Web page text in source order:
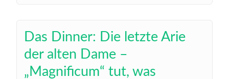
Das Dinner: Die letzte Arie
der alten Dame –
„Magnificum“ tut, was